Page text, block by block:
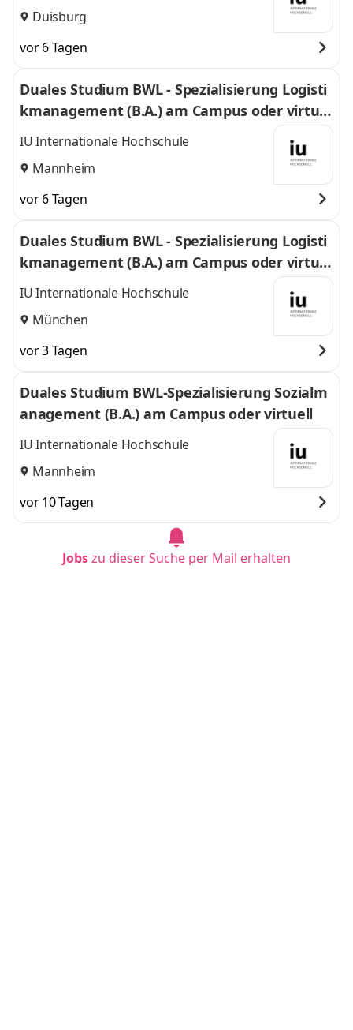
Duisburg
vor 6 Tagen
Duales Studium BWL - Spezialisierung Logisti
kmanagement (B.A.) am Campus oder virtuel
l
IU Internationale Hochschule
Mannheim
vor 6 Tagen
Duales Studium BWL - Spezialisierung Logisti
kmanagement (B.A.) am Campus oder virtuel
l
IU Internationale Hochschule
München
vor 3 Tagen
Duales Studium BWL-Spezialisierung Sozialm
anagement (B.A.) am Campus oder virtuell
IU Internationale Hochschule
Mannheim
vor 10 Tagen
Jobszu dieser Suche per Mail erhalten